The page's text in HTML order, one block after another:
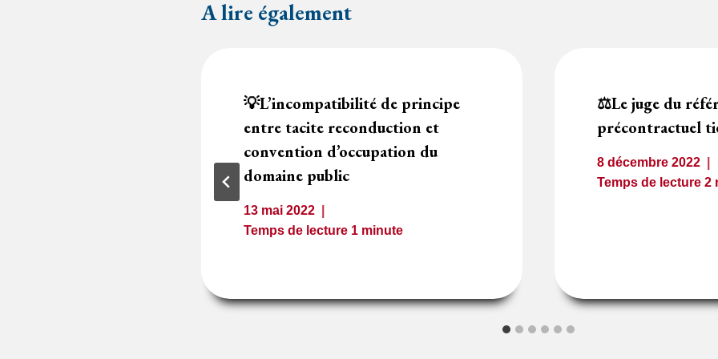
A lire également
💡L’incompatibilité de principe
entre tacite reconduction et
convention d’occupation du
domaine public
13 mai 2022
Temps de lecture 1 minute
⚖️Le juge du
précontractuel
8 décembre 2022
Temps de lecture 2